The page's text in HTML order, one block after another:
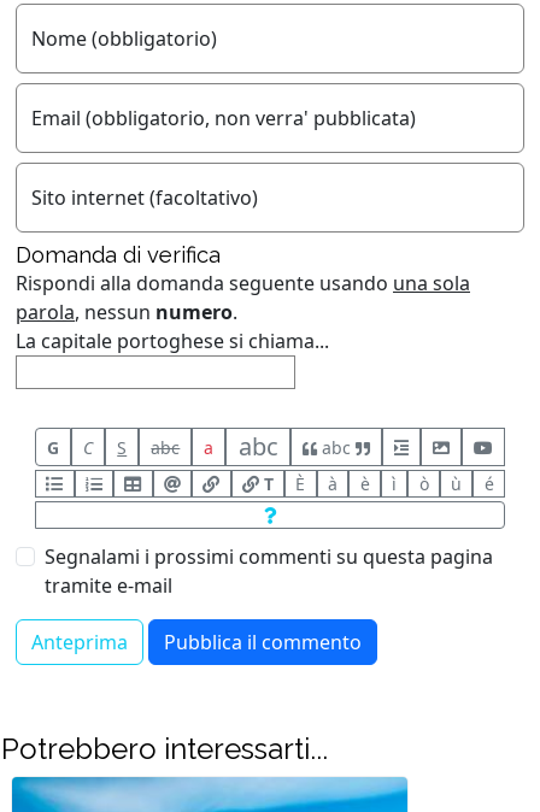
Nome (obbligatorio)
Email (obbligatorio, non verra' pubblicata)
Sito internet (facoltativo)
Domanda di verifica
Rispondi alla domanda seguente usando una sola
parola, nessun numero.
La capitale portoghese si chiama...
G C S abc a abc
abc
T
È à è ì ò ù é
Segnalami i prossimi commenti su questa pagina
tramite e-mail
Potrebbero interessarti...